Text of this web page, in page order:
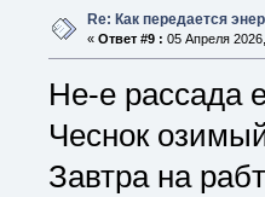
Re: Как передается
« Ответ #9 : 05 Апреля
Не-е
Чеснок
Завтра на